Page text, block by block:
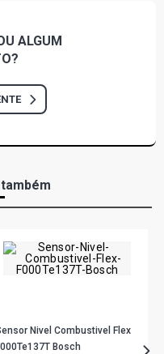
ALGUM
Nivel Combustivel Flex
Bosch